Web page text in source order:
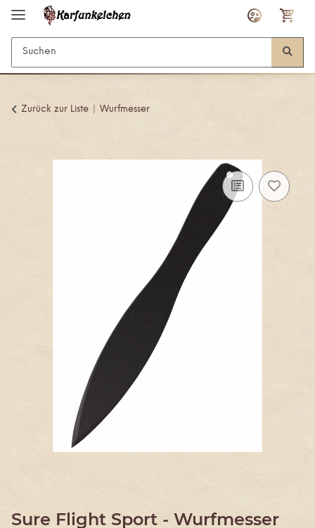
Zurück zur Liste Wurfmesser
Sure Flight Sport - Wurfmesser